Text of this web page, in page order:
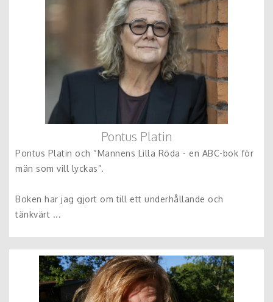
Pontus Platin
Pontus Platin och “Mannens Lilla Röda - en ABC-bok för
män som vill lyckas”.
Boken har jag gjort om till ett underhållande och
tänkvärt ...